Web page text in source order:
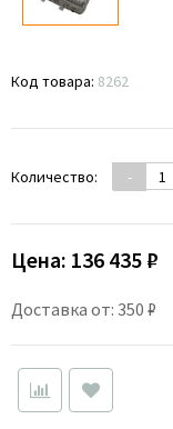
Код товара: 8262
Количество: -
Цена: 136 435 ₽
Доставка от: 350 ₽